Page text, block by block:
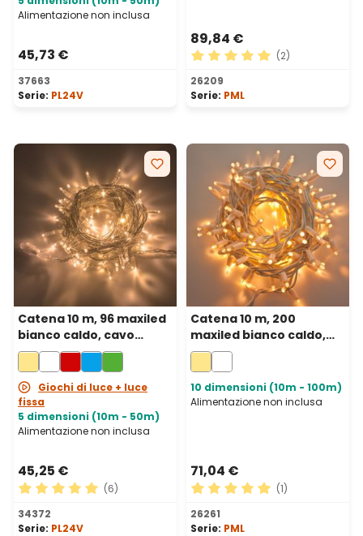
Alimentazione non inclusa
45,73 €
37663
Serie: PL24V
89,84 €
Valutazione media di 5 su
(2)
26209
Serie: PML
Catena 10 m, 96 maxiled
bianco caldo, cavo
trasparente,
prolungabile
Giochi di luce + luce
fissa
5 dimensioni (10m - 50m)
Alimentazione non inclusa
45,25 €
Valutazione media di 5 su 5 stelle
(6)
34372
Serie: PL24V
Catena 10 m, 200
maxiled bianco caldo,
cavo bianco,
prolungabile, IP67
10 dimensioni (10m - 100m)
Alimentazione non inclusa
71,04 €
Valutazione media di 5 su
(1)
26261
Serie: PML